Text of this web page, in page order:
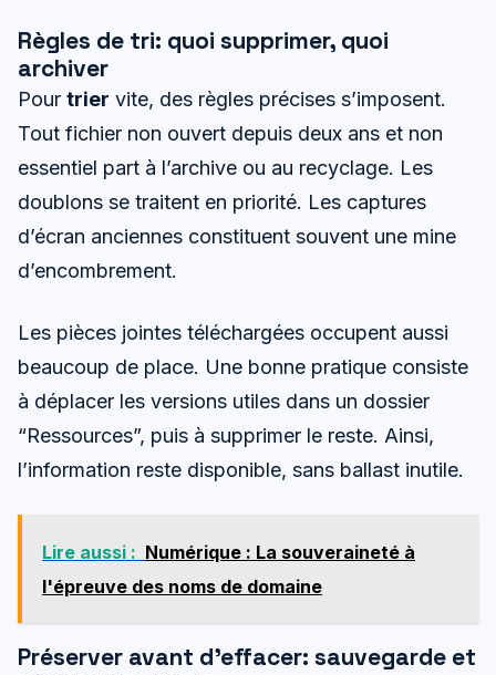
Règles de tri: quoi supprimer, quoi
archiver
Pour trier vite, des règles précises s’imposent.
Tout fichier non ouvert depuis deux ans et non
essentiel part à l’archive ou au recyclage. Les
doublons se traitent en priorité. Les captures
d’écran anciennes constituent souvent une mine
d’encombrement.
Les pièces jointes téléchargées occupent aussi
beaucoup de place. Une bonne pratique consiste
à déplacer les versions utiles dans un dossier
“Ressources”, puis à supprimer le reste. Ainsi,
l’information reste disponible, sans ballast inutile.
Lire aussi : Numérique : La souveraineté à
l'épreuve des noms de domaine
Préserver avant d’effacer: sauvegarde et